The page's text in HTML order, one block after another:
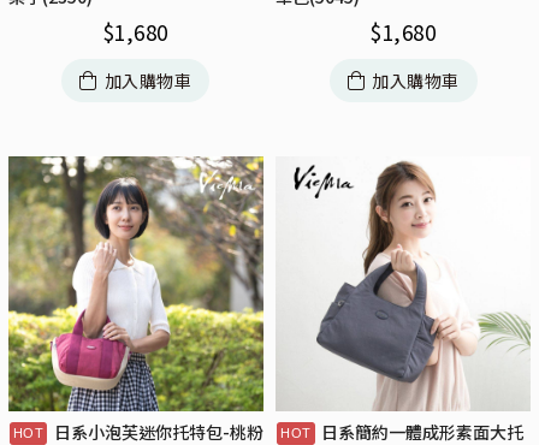
$1,680
加入購物車
$1,680
加入購物車
日系小泡芙迷你托特包-桃粉
日系簡約一體成形素面大托